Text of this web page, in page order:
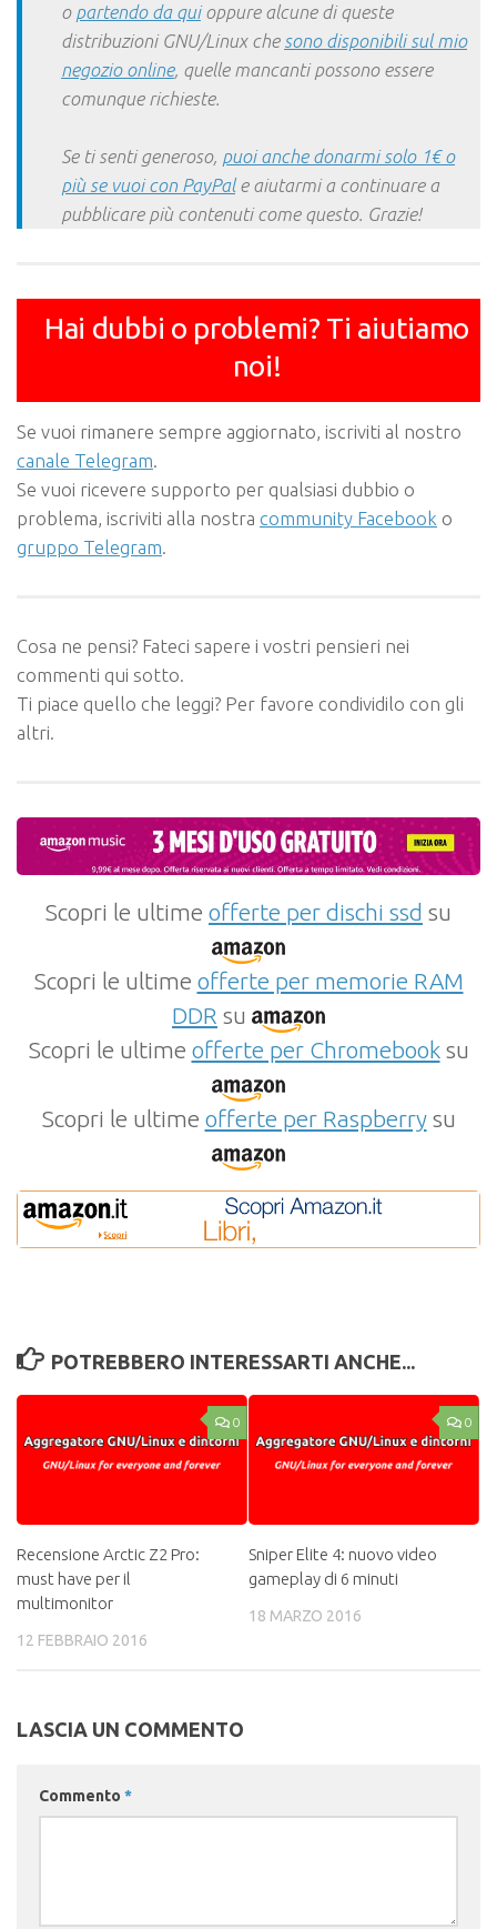
o partendo da quioppure alcune di queste
distribuzioni GNU/Linux che sono disponibili sul mio
negozio online, quelle mancanti possono essere
comunque richieste.
Se ti senti generoso, puoi anche donarmi solo 1€ o
più se vuoi con PayPale aiutarmi a continuare a
pubblicare più contenuti come questo. Grazie!
Hai dubbi o problemi? Ti aiutiamo
noi!
Se vuoi rimanere sempre aggiornato, iscriviti al nostro
canale Telegram.
Se vuoi ricevere supporto per qualsiasi dubbio o
problema, iscriviti alla nostra community Facebook o
gruppo Telegram.
Cosa ne pensi? Fateci sapere i vostri pensieri nei
commenti qui sotto.
Ti piace quello che leggi? Per favore condividilo con gli
altri.
Scopri le ultime offerte per dischi ssd su
Scopri le ultime offerte per memorie RAM
DDR su
Scopri le ultime offerte per Chromebooksu
Scopri le ultime offerte per Raspberrysu
POTREBBERO INTERESSARTI ANCHE...
0
Recensione Arctic Z2 Pro:
must have per il
multimonitor
12 FEBBRAIO 2016
0
Sniper Elite 4: nuovo video
gameplay di 6 minuti
18 MARZO 2016
LASCIA UN COMMENTO
Commento *